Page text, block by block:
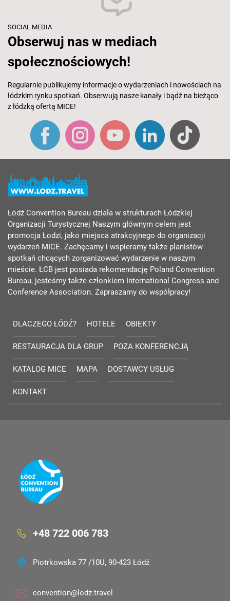
SOCIAL MEDIA
Obserwuj nas w mediach
społecznościowych!
Regularnie publikujemy informacje o wydarzeniach i nowościach na
łódzkim rynku spotkań. Obserwują nasze kanały i bądź na bieżąco
z łódzką ofertą MICE!
Łódź Convention Bureau działa w strukturach Łódzkiej
Organizacji Turystycznej Naszym głównym celem jest
promocja Łodzi, jako miejsca atrakcyjnego do organizacji
wydarzeń MICE. Zachęcamy i wspieramy także planistów
spotkań chcących zorganizować wydarzenie w naszym
mieście. ŁCB jest posiada rekomendację Poland Convention
Bureau, jesteśmy także członkiem International Congress and
Conference Association. Zapraszamy do współpracy!
DLACZEGO ŁÓDŹ? HOTELE OBIEKTY
RESTAURACJA DLA GRUP POZA KONFERENCJĄ
KATALOG MICE MAPA DOSTAWCY USŁUG
KONTAKT
+48 722 006 783
Piotrkowska 77 /10U, 90-423 Łódź
convention@lodz.travel